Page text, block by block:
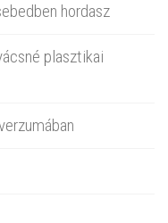
hordasz
plasztikai